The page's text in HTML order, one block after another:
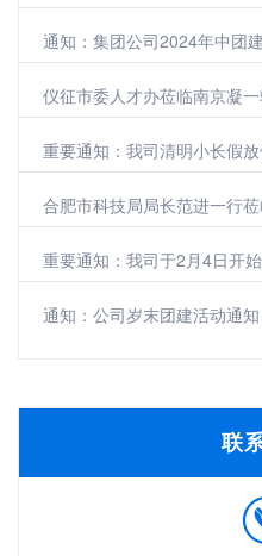
通知：集团公司2024年中团
仪征市委人才办莅临南京凝
重要通知：我司清明小长假
合肥市科技局局长范进一行莅临南
重要通知：我司于2月4日开
通知：公司岁末团建活动通知
联